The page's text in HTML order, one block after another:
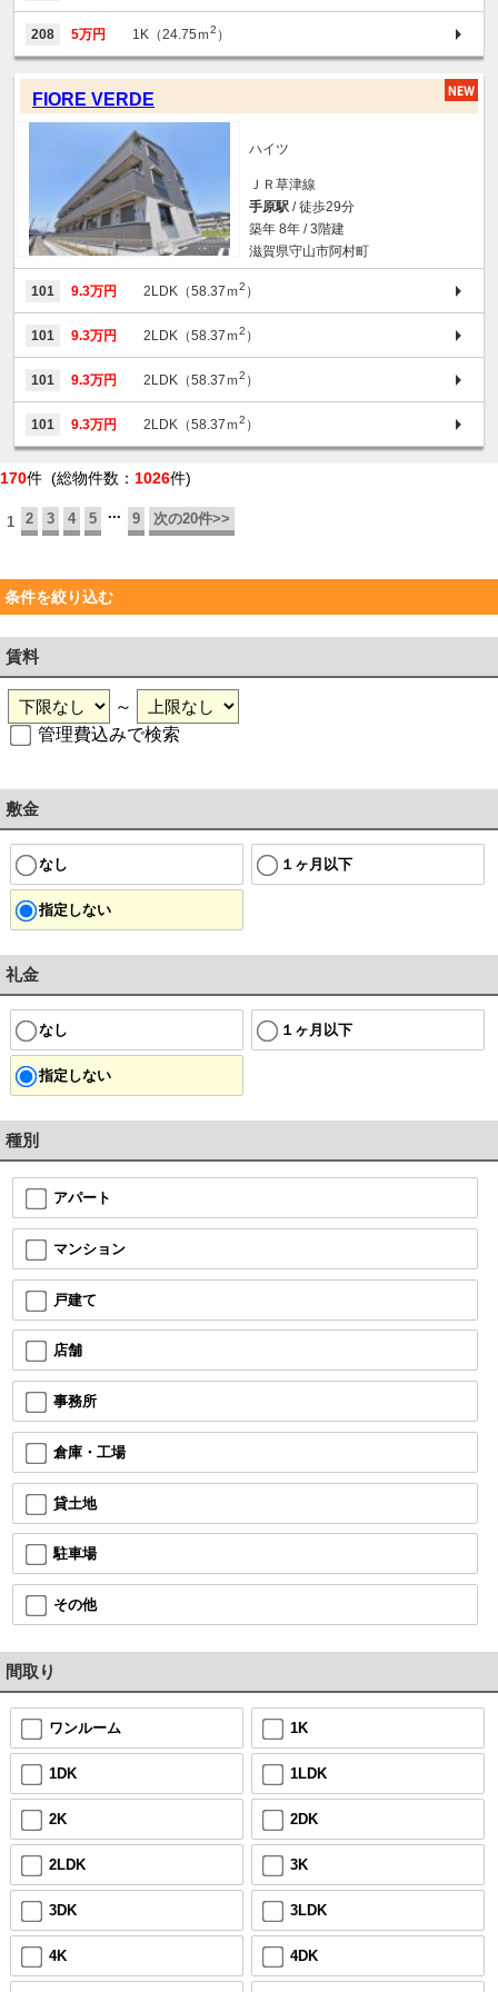
208 5万円 1K（24.75ｍ2 ）
FIORE VERDE
ハイツ
ＪＲ草津線
手原駅 / 徒歩29分
築年 8年 / 3階建
滋賀県守山市阿村町
101 9.3万円 2LDK（58.37ｍ2 ）
101 9.3万円 2LDK（58.37ｍ2 ）
101 9.3万円 2LDK（58.37ｍ2 ）
101 9.3万円 2LDK（58.37ｍ2 ）
170件 (総物件数： 1026件)
1 2 3 4 5 ... 9 次の20件>>
条件を絞り込む
賃料
～
管理費込みで検索
敷金
なし １ヶ月以下
指定しない
礼金
なし １ヶ月以下
指定しない
種別
アパート
マンション
戸建て
店舗
事務所
倉庫・工場
貸土地
駐車場
その他
間取り
ワンルーム 1K
1DK 1LDK
2K 2DK
2LDK 3K
3DK 3LDK
4K 4DK